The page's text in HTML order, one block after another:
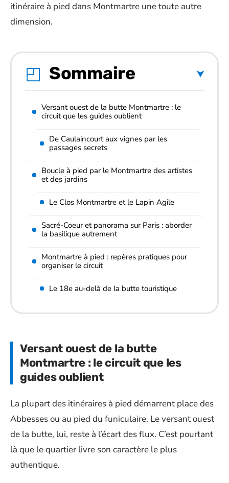
itinéraire à pied dans Montmartre une toute autre
dimension.
Sommaire
Versant ouest de la butte Montmartre : le
circuit que les guides oublient
De Caulaincourt aux vignes par les
passages secrets
Boucle à pied par le Montmartre des artistes
et des jardins
Le Clos Montmartre et le Lapin Agile
Sacré-Coeur et panorama sur Paris : aborder
la basilique autrement
Montmartre à pied : repères pratiques pour
organiser le circuit
Le 18e au-delà de la butte touristique
Versant ouest de la butte
Montmartre : le circuit que les
guides oublient
La plupart des itinéraires à pied démarrent place des
Abbesses ou au pied du funiculaire. Le versant ouest
de la butte, lui, reste à l’écart des flux. C’est pourtant
là que le quartier livre son caractère le plus
authentique.